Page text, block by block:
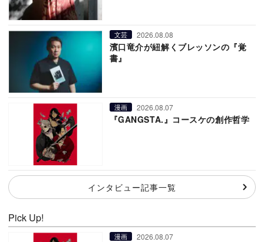
文芸 2026.08.08
濱口竜介が紐解くブレッソンの『覚
書』
漫画 2026.08.07
『GANGSTA.』コースケの創作哲学
インタビュー記事一覧
Pick Up!
漫画 2026.08.07